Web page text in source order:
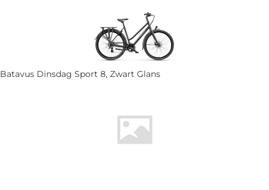
Batavus Dinsdag Sport 8, Zwart Glans